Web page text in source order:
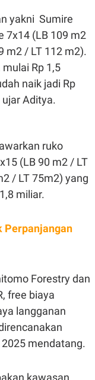
yakni Sumire
7x14 (LB 109 m2
m2 / LT 112 m2).
Rp 1,5
naik jadi Rp
Aditya.
ruko
(LB 90 m2 / LT
/ LT 75m2) yang
miliar.
Perpanjangan
Forestry dan
free biaya
langganan
mendatang.
kawasan